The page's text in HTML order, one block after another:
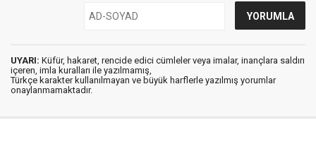
UYARI: Küfür, hakaret, rencide edici cümleler veya imalar, inançlara saldırı
içeren, imla kuralları ile yazılmamış,
Türkçe karakter kullanılmayan ve büyük harflerle yazılmış yorumlar
onaylanmamaktadır.